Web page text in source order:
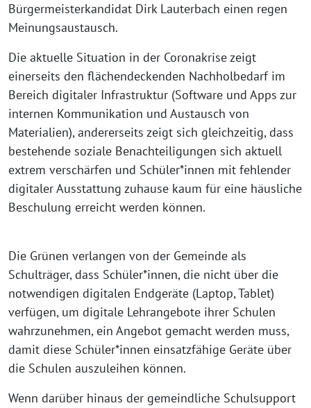
Bürgermeisterkandidat Dirk Lauterbach einen regen
Meinungsaustausch.
Die aktuelle Situation in der Coronakrise zeigt
einerseits den flächendeckenden Nachholbedarf im
Bereich digitaler Infrastruktur (Software und Apps zur
internen Kommunikation und Austausch von
Materialien), andererseits zeigt sich gleichzeitig, dass
bestehende soziale Benachteiligungen sich aktuell
extrem verschärfen und Schüler*innen mit fehlender
digitaler Ausstattung zuhause kaum für eine häusliche
Beschulung erreicht werden können.
Die Grünen verlangen von der Gemeinde als
Schulträger, dass Schüler*innen, die nicht über die
notwendigen digitalen Endgeräte (Laptop, Tablet)
verfügen, um digitale Lehrangebote ihrer Schulen
wahrzunehmen, ein Angebot gemacht werden muss,
damit diese Schüler*innen einsatzfähige Geräte über
die Schulen auszuleihen können.
Wenn darüber hinaus der gemeindliche Schulsupport